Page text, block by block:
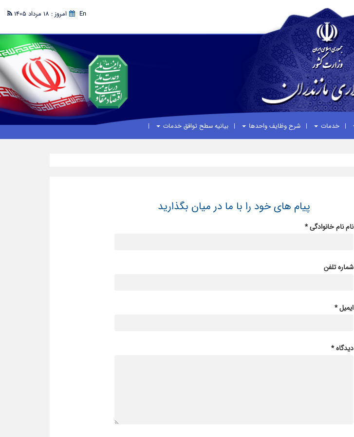
En امروز : 18 مرداد 1405
خدمات شرح وظایف واحدها
بیانیه سطح توافق خدمات
پیام های خود را با ما در میان بگذارید
نام نام خانوادگی *
شماره تلفن
ایمیل *
دیدگاه *